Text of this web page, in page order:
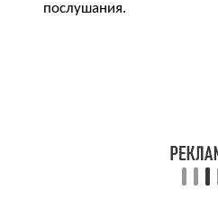
послушания.